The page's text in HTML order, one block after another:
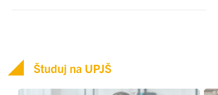
Študuj na UPJŠ